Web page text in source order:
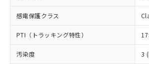
感電保護クラス
PTI（トラッキング特性）
汚染度 3
在庫状況および標準価格照
記載している更新日時点で
タに基づき作成されるもの
覧された時点での実際の在
準価格とは異なる場合があ
むを得ず変更することがありま
鉛(Pb) 1000ppm以下、 水銀(Hg) 1000ppm
ミウム(Cd) 100ppm以下、
六価クロム(Cr(Ⅵ)) 1000ppm以下、ポリ
類(PBB) 1000ppm以下、ポリ臭化ジフェ
(PBDE) 1000ppm以下、フタル酸ビス(2-
い合わせください。
*中国RoHS10物質の基準値 (GB/T26572)：
Cr(Ⅵ)(六価クロム) : 1000ppm、 PBBs(ポ
為替および外国貿易法に定
（以下｢規制貨物等」という
または国外への提供する場
国政府の輸出許可(または役
可)を取得するなどの必要
記
号
説明